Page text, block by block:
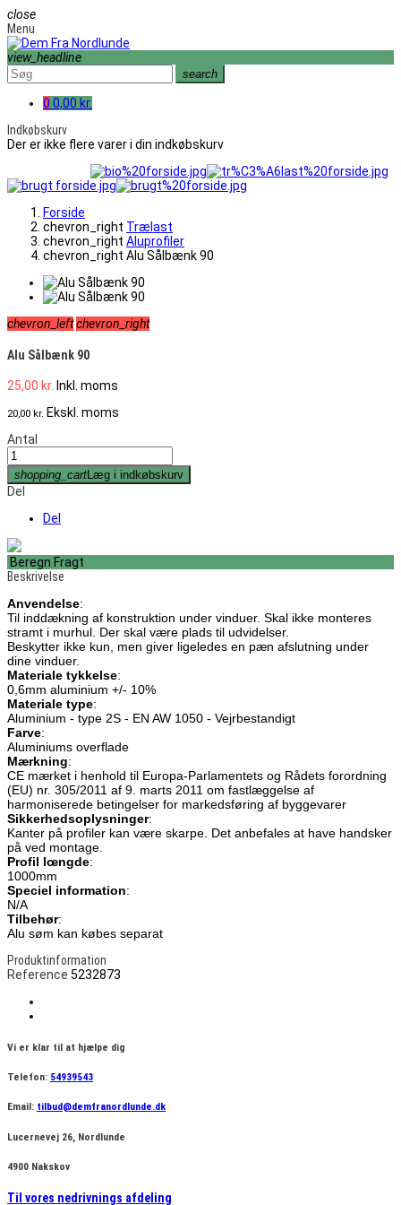
close
Menu
view_headline
search
0 0,00 kr.
Indkøbskurv
Der er ikke flere varer i din indkøbskurv
Forside
chevron_right Trælast
chevron_right Aluprofiler
chevron_right Alu Sålbænk 90
chevron_leftchevron_right
Alu Sålbænk 90
25,00 kr. Inkl. moms
20,00 kr. Ekskl. moms
Antal
shopping_cartLæg i indkøbskurv
Del
Del
Beregn Fragt
Beskrivelse
Anvendelse:
Til inddækning af konstruktion under vinduer. Skal ikke monteres
stramt i murhul. Der skal være plads til udvidelser.
Beskytter ikke kun, men giver ligeledes en pæn afslutning under
dine vinduer.
Materiale tykkelse:
0,6mm aluminium +/- 10%
Materiale type:
Aluminium - type 2S - EN AW 1050 - Vejrbestandigt
Farve:
Aluminiums overflade
Mærkning:
CE mærket i henhold til Europa-Parlamentets og Rådets forordning
(EU) nr. 305/2011 af 9. marts 2011 om fastlæggelse af
harmoniserede betingelser for markedsføring af byggevarer
Sikkerhedsoplysninger:
Kanter på profiler kan være skarpe. Det anbefales at have handsker
på ved montage.
Profil lœngde:
1000mm
Speciel information:
N/A
Tilbehør:
Alu søm kan købes separat
Produktinformation
Reference 5232873
Vi er klar til at hjælpe dig
Telefon: 54939543
Email: tilbud@demfranordlunde.dk
Lucernevej 26, Nordlunde
4900 Nakskov
Til vores nedrivnings afdeling